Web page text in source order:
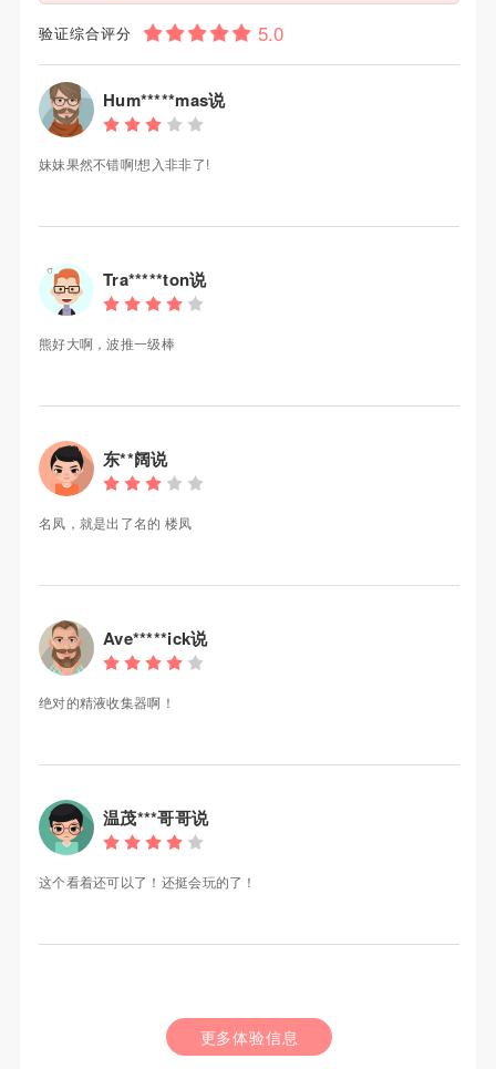
验证综合评分
Hum*****mas说
妹妹果然不错啊!想入非非了!
Tra*****ton说
熊好大啊，波推一级棒
东**阔说
名凤，就是出了名的 楼凤
Ave*****ick说
绝对的精液收集器啊！
温茂***哥哥说
这个看着还可以了！还挺会玩的了！
更多体验信息